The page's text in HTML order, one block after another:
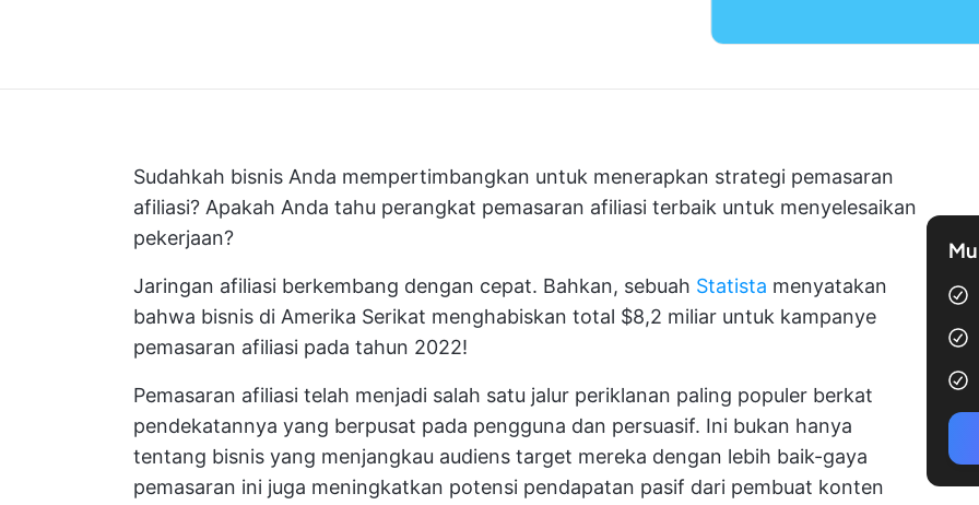
Sudahkah bisnis Anda mempertimbangkan untuk menerapkan strategi pemasaran
afiliasi? Apakah Anda tahu perangkat pemasaran afiliasi terbaik untuk menyelesaikan
pekerjaan?
Jaringan afiliasi berkembang dengan cepat. Bahkan, sebuah Statista menyatakan
bahwa bisnis di Amerika Serikat menghabiskan total $8,2 miliar untuk kampanye
pemasaran afiliasi pada tahun 2022!
Pemasaran afiliasi telah menjadi salah satu jalur periklanan paling populer berkat
pendekatannya yang berpusat pada pengguna dan persuasif. Ini bukan hanya
tentang bisnis yang menjangkau audiens target mereka dengan lebih baik-gaya
pemasaran ini juga meningkatkan potensi pendapatan pasif dari pembuat konten